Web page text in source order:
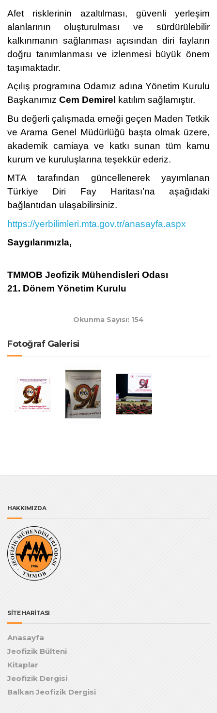
Afet risklerinin azaltılması, güvenli yerleşim
alanlarının oluşturulması ve sürdürülebilir
kalkınmanın sağlanması açısından diri fayların
doğru tanımlanması ve izlenmesi büyük önem
taşımaktadır.
Açılış programına Odamız adına Yönetim Kurulu
Başkanımız Cem Demirel
katılım sağlamıştır.
Bu değerli çalışmada emeği geçen Maden Tetkik
ve Arama Genel Müdürlüğü başta olmak üzere,
akademik camiaya ve katkı sunan tüm kamu
kurum ve kuruluşlarına teşekkür ederiz.
MTA tarafından güncellenerek yayımlanan
Türkiye Diri Fay Haritası’na aşağıdaki
bağlantıdan ulaşabilirsiniz.
https://yerbilimleri.mta.gov.tr/anasayfa.aspx
Saygılarımızla,
TMMOB Jeofizik Mühendisleri Odası
21. Dönem Yönetim Kurulu
Okunma Sayısı: 154
Fotoğraf Galerisi
HAKKIMIZDA
SİTE HARİTASI
Anasayfa
Jeofizik Bülteni
Kitaplar
Jeofizik Dergisi
Balkan Jeofizik Dergisi